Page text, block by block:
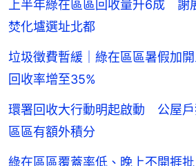
上半年綠在區區回收量升6成 謝
焚化壚選址北都
垃圾徵費暫緩｜綠在區區暑假加
回收率增至35%
環署回收大行動明起啟動 公屋
區區有額外積分
綠在區區覆蓋率低、晚上不開捱